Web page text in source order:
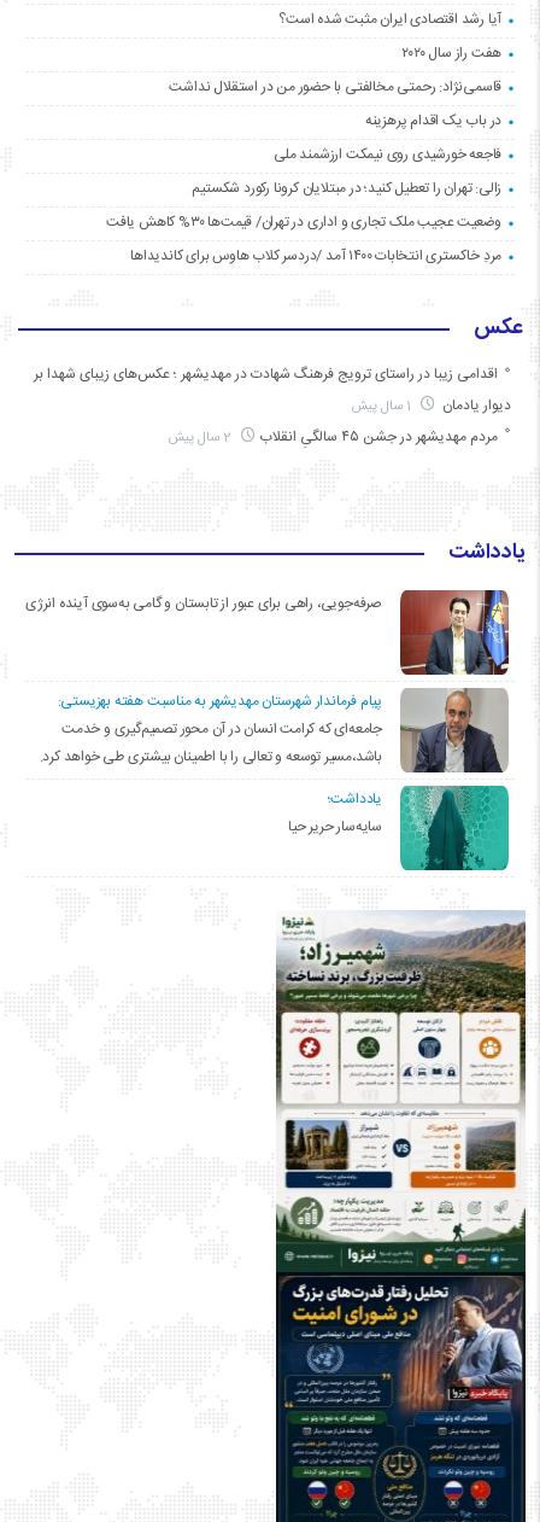
آیا رشد اقتصادی ایران مثبت شده است؟
هفت راز سال ۲۰۲۰
قاسمی‌نژاد: رحمتی مخالفتی با حضور من در استقلال نداشت
در باب یک اقدام پرهزینه
فاجعه خورشیدی روی نیمکت ارزشمند ملی
زالی: تهران را تعطیل کنید؛ در مبتلایان کرونا رکورد شکستیم
وضعیت عجیب ملک تجاری و اداری در تهران/ قیمت‌ها ۳۰% کاهش یافت
مردِ خاکستری انتخابات ۱۴۰۰ آمد /دردسر کلاب هاوس برای کاندیداها
عکس
اقدامی زیبا در راستای ترویج فرهنگ شهادت در مهدیشهر ؛ عکس‌های زیبای شهدا بر
دیوار یادمان
مردم مهدیشهر در جشن ۴۵ سالگیِ انقلاب
یادداشت
صرفه‌جویی، راهی برای عبور از تابستان و گامی به‌سوی آینده انرژی
پیام فرماندار شهرستان مهدیشهر به مناسبت هفته بهزیستی:
جامعه‌ای که کرامت انسان در آن محور تصمیم‌گیری و خدمت
باشد،مسیر توسعه و تعالی را با اطمینان بیشتری طی خواهد کرد.
یادداشت؛
سایه‌سار حریر حیا